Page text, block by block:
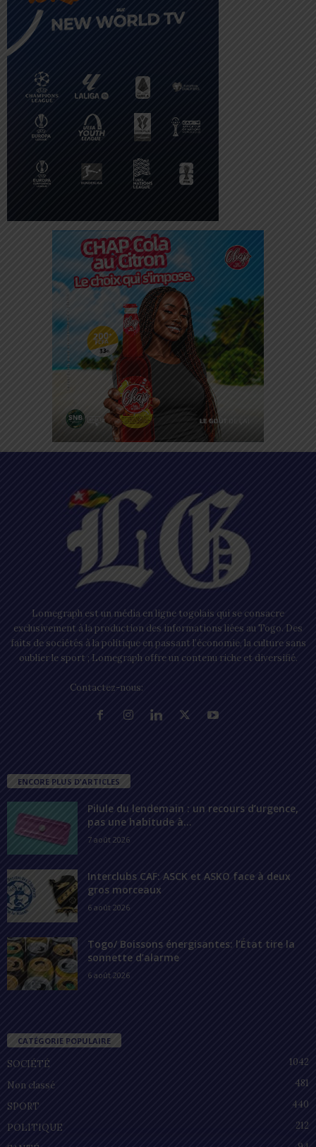
Lomegraph est un média en ligne togolais qui se consacre
exclusivement à la production des informations liées au Togo. Des
faits de sociétés à la politique en passant l’économie, la culture sans
oublier le sport ; Lomegraph offre un contenu riche et diversifié.
Contactez-nous:
ENCORE PLUS D'ARTICLES
Pilule du lendemain : un recours d’urgence,
pas une habitude à...
7 août 2026
Interclubs CAF: ASCK et ASKO face à deux
gros morceaux
6 août 2026
Togo/ Boissons énergisantes: l’État tire la
sonnette d’alarme
6 août 2026
CATÉGORIE POPULAIRE
SOCIÉTÉ
1042
Non classé
481
SPORT
440
POLITIQUE
212